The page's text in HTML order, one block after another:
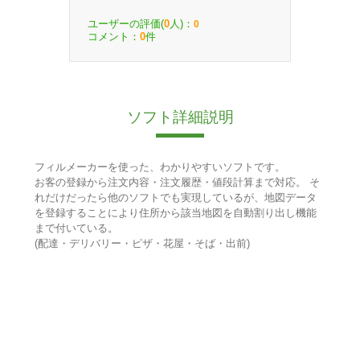
ユーザーの評価(0 人)： 0
コメント： 0件
ソフト詳細説明
フィルメーカーを使った、わかりやすいソフトです。
お客の登録から注文内容・注文履歴・値段計算まで対応。 そ
れだけだったら他のソフトでも実現しているが、地図データ
を登録することにより住所から該当地図を自動割り出し機能
まで付いている。
(配達・デリバリー・ピザ・花屋・そば・出前)